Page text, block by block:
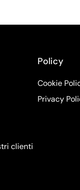
clienti
Policy
Cookie
Privacy